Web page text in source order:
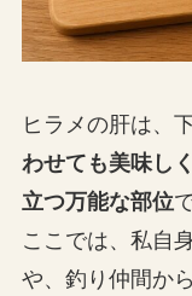
ヒラメの肝は、
わせても美味し
立つ万能な部位
ここでは、私自
や、釣り仲間か